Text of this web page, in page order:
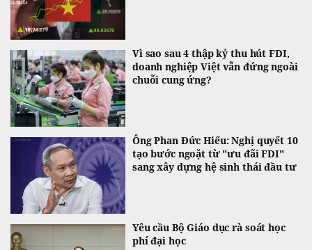
Vì sao sau 4 thập kỷ thu hút FDI,
doanh nghiệp Việt vẫn đứng ngoài
chuỗi cung ứng?
Ông Phan Đức Hiếu: Nghị quyết 10
tạo bước ngoặt từ "ưu đãi FDI"
sang xây dựng hệ sinh thái đầu tư
Yêu cầu Bộ Giáo dục rà soát học
phí đại học